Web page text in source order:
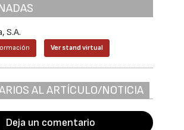
S.A.
Ver stand virtual
AL ARTÍCULO/NOTICIA
Deja un comentario